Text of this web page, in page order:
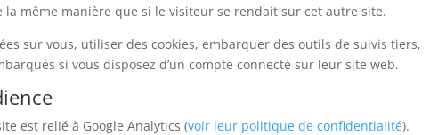
la même manière que si le visiteur se rendait sur cet autre site.
sur vous, utiliser des cookies, embarquer des outils de suivis tiers,
si vous disposez d’un compte connecté sur leur site web.
est relié à Google Analytics (voir leur politique de confidentialité).